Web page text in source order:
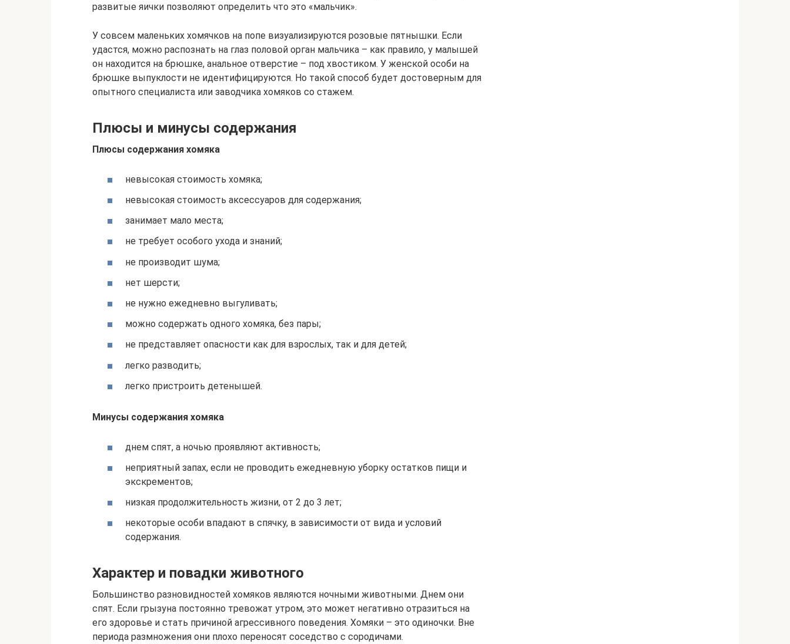
развитые яички позволяют определить что это «мальчик».
У совсем маленьких хомячков на попе визуализируются розовые пятнышки. Если
удастся, можно распознать на глаз половой орган мальчика – как правило, у малышей
он находится на брюшке, анальное отверстие – под хвостиком. У женской особи на
брюшке выпуклости не идентифицируются. Но такой способ будет достоверным для
опытного специалиста или заводчика хомяков со стажем.
Плюсы и минусы содержания
Плюсы содержания хомяка
невысокая стоимость хомяка;
невысокая стоимость аксессуаров для содержания;
занимает мало места;
не требует особого ухода и знаний;
не производит шума;
нет шерсти;
не нужно ежедневно выгуливать;
можно содержать одного хомяка, без пары;
не представляет опасности как для взрослых, так и для детей;
легко разводить;
легко пристроить детенышей.
Минусы содержания хомяка
днем спят, а ночью проявляют активность;
неприятный запах, если не проводить ежедневную уборку остатков пищи и
экскрементов;
низкая продолжительность жизни, от 2 до 3 лет;
некоторые особи впадают в спячку, в зависимости от вида и условий
содержания.
Характер и повадки животного
Большинство разновидностей хомяков являются ночными животными. Днем они
спят. Если грызуна постоянно тревожат утром, это может негативно отразиться на
его здоровье и стать причиной агрессивного поведения. Хомяки – это одиночки. Вне
периода размножения они плохо переносят соседство с сородичами.